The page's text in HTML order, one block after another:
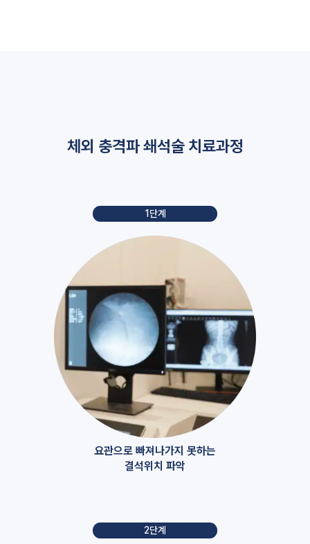
체외 충격파 쇄석술 치료과정
1단계
요관으로 빠져나가지 못하는
결석위치 파악
2단계